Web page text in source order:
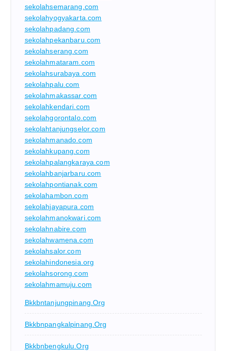
sekolahsemarang.com
sekolahyogyakarta.com
sekolahpadang.com
sekolahpekanbaru.com
sekolahserang.com
sekolahmataram.com
sekolahsurabaya.com
sekolahpalu.com
sekolahmakassar.com
sekolahkendari.com
sekolahgorontalo.com
sekolahtanjungselor.com
sekolahmanado.com
sekolahkupang.com
sekolahpalangkaraya.com
sekolahbanjarbaru.com
sekolahpontianak.com
sekolahambon.com
sekolahjayapura.com
sekolahmanokwari.com
sekolahnabire.com
sekolahwamena.com
sekolahsalor.com
sekolahindonesia.org
sekolahsorong.com
sekolahmamuju.com
Bkkbntanjungpinang.org
Bkkbnpangkalpinang.org
Bkkbnbengkulu.org